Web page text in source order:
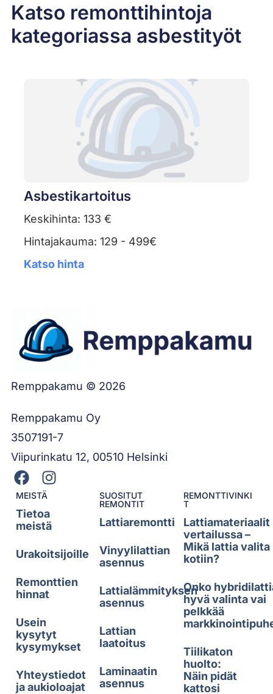
Katso remonttihintoja
kategoriassa asbestityöt
Asbestikartoitus
Keskihinta: 133 €
Hintajakauma: 129 - 499€
Katso hinta
Remppakamu © 2026
Remppakamu Oy
3507191-7
Viipurinkatu 12, 00510 Helsinki
MEISTÄ
Tietoa
meistä
Urakoitsijoille
Remonttien
hinnat
Usein
kysytyt
kysymykset
Yhteystiedot
ja aukioloajat
SUOSITUT
REMONTIT
Lattiaremontti
Vinyylilattian
asennus
Lattialämmityksen
asennus
Lattian
laatoitus
Laminaatin
asennus
REMONTTIVINKI
T
Lattiamateriaalit
vertailussa –
Mikä lattia valita
kotiin?
Onko
hyvä valinta vai
pelkkää
Tiilikaton
huolto:
Näin pidät
kattosi